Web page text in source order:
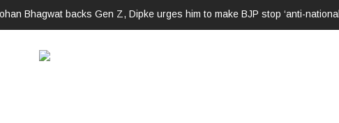
jibesପୂର୍ବ ଶତ୍ରୁତାରୁ ବିଜେପି ନେତାଙ୍କ ହତ୍ୟା, ୩ ଅଭିଯୁକ୍ତଙ୍କୁ ବାନ୍ଧିଲା ପୋଲିସ